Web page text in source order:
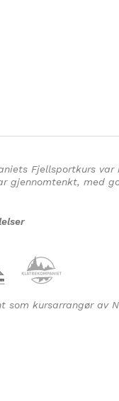
Fjellsportkurs
gjennomtenkt, med
som kursarrangør av